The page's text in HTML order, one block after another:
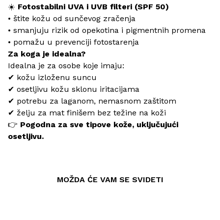
☀️ Fotostabilni UVA i UVB filteri (SPF 50)
• štite kožu od sunčevog zračenja
• smanjuju rizik od opekotina i pigmentnih promena
• pomažu u prevenciji fotostarenja
Za koga je idealna?
Idealna je za osobe koje imaju:
✔ kožu izloženu suncu
✔ osetljivu kožu sklonu iritacijama
✔ potrebu za laganom, nemasnom zaštitom
✔ želju za mat finišem bez težine na koži
👉 Pogodna za sve tipove kože, uključujući
osetljivu.
MOŽDA ĆE VAM SE SVIDETI